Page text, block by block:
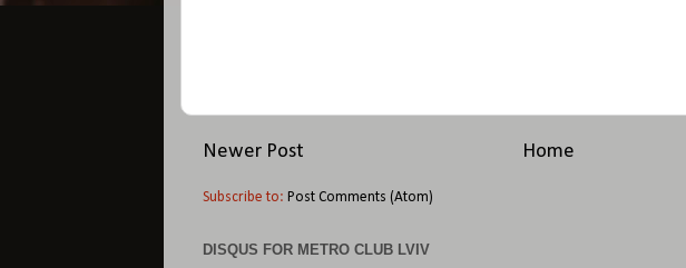
Newer Post Home
Subscribe to: Post Comments (Atom)
DISQUS FOR METRO CLUB LVIV